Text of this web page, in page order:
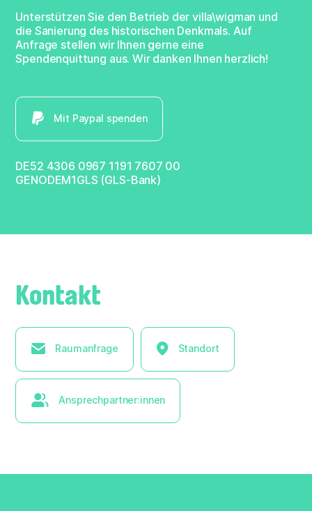
Unterstützen Sie den Betrieb der villa\wigman und
die Sanierung des historischen Denkmals. Auf
Anfrage stellen wir Ihnen gerne eine
Spendenquittung aus. Wir danken Ihnen herzlich!
Mit Paypal spenden
DE52 4306 0967 1191 7607 00
GENODEM1GLS (GLS-Bank)
Kontakt
Raumanfrage Standort
Ansprechpartner:innen